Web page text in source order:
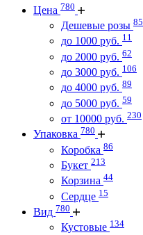
Цена 780
Дешевые розы 85
до 1000 руб. 11
до 2000 руб. 62
до 3000 руб. 106
до 4000 руб. 89
до 5000 руб. 59
от 10000 руб. 230
Упаковка 780
Коробка 86
Букет 213
Корзина 44
Сердце 15
Вид 780
Кустовые 134